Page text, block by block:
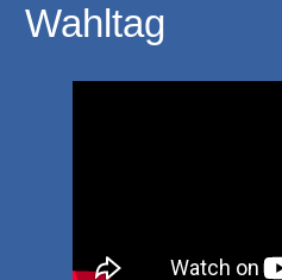
Wahltag